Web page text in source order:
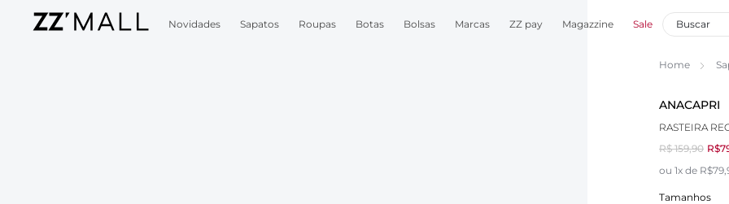
Novidades Sapatos Roupas Botas Bolsas Marcas ZZ pay Magazzine Sale
Home
ANACAPRI
RASTEIRA
R$ 159,90
ou 1x de
Tamanhos